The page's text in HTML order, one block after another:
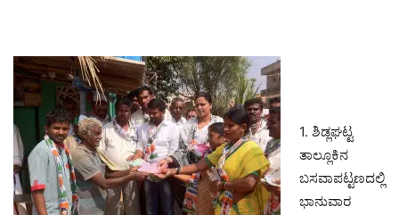
1. ಶಿಡ್ಲಘಟ್ಟ
ತಾಲ್ಲೂಕಿನ
ಬಸವಾಪಟ್ಟಣದಲ್ಲಿ
ಭಾನುವಾರ